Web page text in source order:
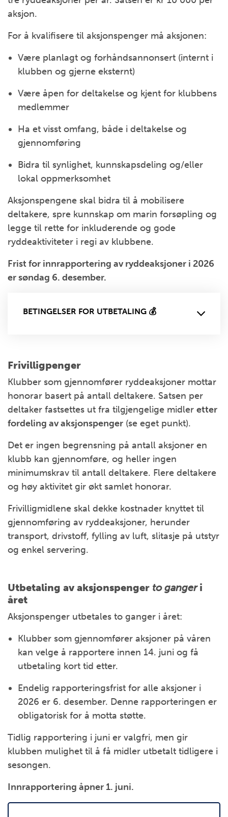
aksjon.
For å kvalifisere til aksjonspenger må aksjonen:
Være planlagt og forhåndsannonsert (internt i
klubben og gjerne eksternt)
Være åpen for deltakelse og kjent for klubbens
medlemmer
Ha et visst omfang, både i deltakelse og
gjennomføring
Bidra til synlighet, kunnskapsdeling og/eller
lokal oppmerksomhet
Aksjonspengene skal bidra til å mobilisere
deltakere, spre kunnskap om marin forsøpling og
legge til rette for inkluderende og gode
ryddeaktiviteter i regi av klubbene.
Frist for innrapportering av ryddeaksjoner i 2026
er søndag 6. desember.
BETINGELSER FOR UTBETALING 💰
Frivilligpenger
Klubber som gjennomfører ryddeaksjoner mottar
honorar basert på antall deltakere. Satsen per
deltaker fastsettes ut fra tilgjengelige midler etter
fordeling av aksjonspenger (se eget punkt).
Det er ingen begrensning på antall aksjoner en
klubb kan gjennomføre, og heller ingen
minimumskrav til antall deltakere. Flere deltakere
og høy aktivitet gir økt samlet honorar.
Frivilligmidlene skal dekke kostnader knyttet til
gjennomføring av ryddeaksjoner, herunder
transport, drivstoff, fylling av luft, slitasje på utstyr
og enkel servering.
Utbetaling av aksjonspenger to gangeri
året
Aksjonspenger utbetales to ganger i året:
Klubber som gjennomfører aksjoner på våren
kan velge å rapportere innen 14. juni og få
utbetaling kort tid etter.
Endelig rapporteringsfrist for alle aksjoner i
2026 er 6. desember. Denne rapporteringen er
obligatorisk for å motta støtte.
Tidlig rapportering i juni er valgfri, men gir
klubben mulighet til å få midler utbetalt tidligere i
sesongen.
Innrapportering åpner 1. juni.